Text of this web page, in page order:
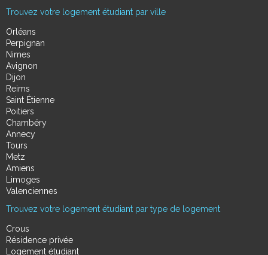
Trouvez votre logement étudiant par ville
Orléans
Perpignan
Nimes
Avignon
Dijon
Reims
Saint Étienne
Poitiers
Chambéry
Annecy
Tours
Metz
Amiens
Limoges
Valenciennes
Trouvez votre logement étudiant par type de logement
Crous
Résidence privée
Logement étudiant